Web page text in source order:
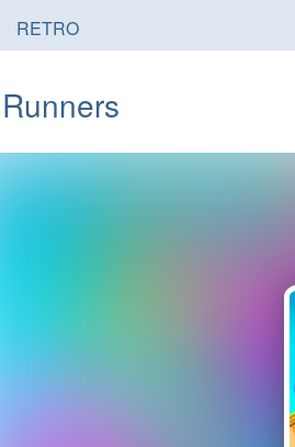
RETROHRY